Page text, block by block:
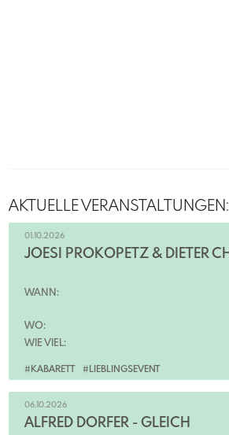
AKTUELLE VERANSTALTUNGEN:
#KABARETT #LIEBLINGSEVENT
01.10.2026
WANN:
WO:
WIE VIEL:
06.10.2026
ALFRED DORFER - GLEICH